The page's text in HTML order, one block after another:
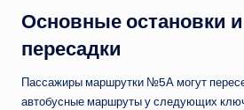
Основные остановки и
пересадки
Пассажиры маршрутки №5А могут
автобусные маршруты у следующих